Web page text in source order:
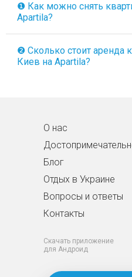
❶ Как можно снять
Apartila?
❷ Сколько стоит аренда
Киев на Apartila?
О нас
Блог
Отдых в Украине
Вопросы и ответы
Контакты
Скачать приложение
для Андроид